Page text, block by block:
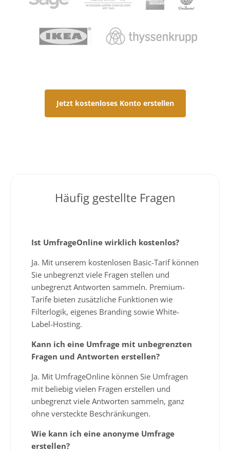
Jetzt kostenloses Konto erstellen
Häufig gestellte Fragen
Ist UmfrageOnline wirklich kostenlos?
Ja. Mit unserem kostenlosen Basic-Tarif können
Sie unbegrenzt viele Fragen stellen und
unbegrenzt Antworten sammeln. Premium-
Tarife bieten zusätzliche Funktionen wie
Filterlogik, eigenes Branding sowie White-
Label-Hosting.
Kann ich eine Umfrage mit unbegrenzten
Fragen und Antworten erstellen?
Ja. Mit UmfrageOnline können Sie Umfragen
mit beliebig vielen Fragen erstellen und
unbegrenzt viele Antworten sammeln, ganz
ohne versteckte Beschränkungen.
Wie kann ich eine anonyme Umfrage
erstellen?